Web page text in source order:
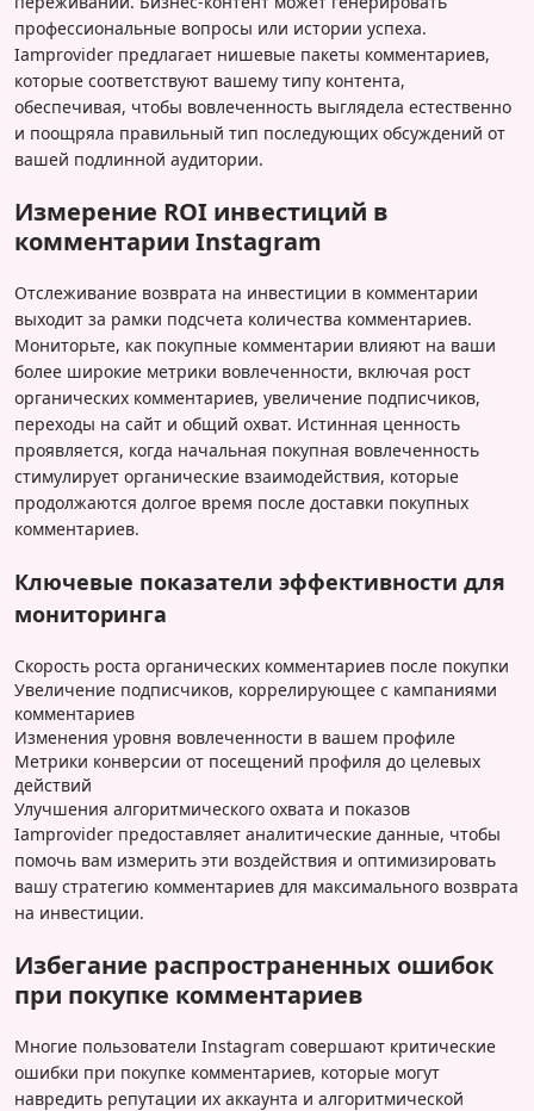
профессиональные вопросы или истории успеха.
Iamprovider предлагает нишевые пакеты комментариев,
которые соответствуют вашему типу контента,
обеспечивая, чтобы вовлеченность выглядела естественно
и поощряла правильный тип последующих обсуждений от
вашей подлинной аудитории.
Измерение ROI инвестиций в
комментарии Instagram
Отслеживание возврата на инвестиции в комментарии
выходит за рамки подсчета количества комментариев.
Мониторьте, как покупные комментарии влияют на ваши
более широкие метрики вовлеченности, включая рост
органических комментариев, увеличение подписчиков,
переходы на сайт и общий охват. Истинная ценность
проявляется, когда начальная покупная вовлеченность
стимулирует органические взаимодействия, которые
продолжаются долгое время после доставки покупных
комментариев.
Ключевые показатели эффективности для
мониторинга
Скорость роста органических комментариев после покупки
Увеличение подписчиков, коррелирующее с кампаниями
комментариев
Изменения уровня вовлеченности в вашем профиле
Метрики конверсии от посещений профиля до целевых
действий
Улучшения алгоритмического охвата и показов
Iamprovider предоставляет аналитические данные, чтобы
помочь вам измерить эти воздействия и оптимизировать
вашу стратегию комментариев для максимального возврата
на инвестиции.
Избегание распространенных ошибок
при покупке комментариев
Многие пользователи Instagram совершают критические
ошибки при покупке комментариев, которые могут
навредить репутации их аккаунта и алгоритмической